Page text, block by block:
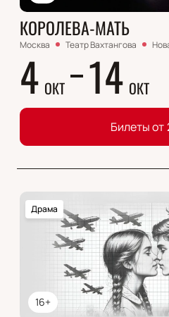
КОРОЛЕВА-МАТЬ
Москва Театр Вахтангова
4 ОКТ 14 ОКТ
Билеты от
16+
Драма